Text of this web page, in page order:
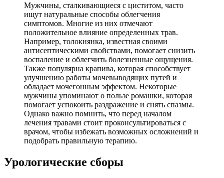
Мужчины, сталкивающиеся с циститом, часто
ищут натуральные способы облегчения
симптомов. Многие из них отмечают
положительное влияние определенных трав.
Например, толокнянка, известная своими
антисептическими свойствами, помогает снизить
воспаление и облегчить болезненные ощущения.
Также популярна крапива, которая способствует
улучшению работы мочевыводящих путей и
обладает мочегонным эффектом. Некоторые
мужчины упоминают о пользе ромашки, которая
помогает успокоить раздражение и снять спазмы.
Однако важно помнить, что перед началом
лечения травами стоит проконсультироваться с
врачом, чтобы избежать возможных осложнений и
подобрать правильную терапию.
Урологические сборы